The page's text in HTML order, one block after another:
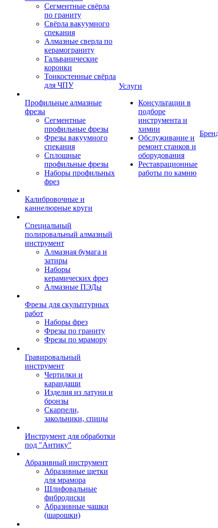
Сегментные свёрла
по граниту
Свёрла вакуумного
спекания
Алмазные сверла по
керамограниту
Гальванические
коронки
Тонкостенные свёрла
для ЧПУ
Профильные алмазные
фрезы
Сегментные
профильные фрезы
Фрезы вакуумного
спекания
Сплошные
профильные фрезы
Наборы профильных
фрез
Калибровочные и
каннелюрные круги
Специальный
полировальный алмазный
инструмент
Алмазная бумага и
затиры
Наборы
керамических фрез
Алмазные ПЭДы
Фрезы для скульптурных
работ
Наборы фрез
Фрезы по граниту
Фрезы по мрамору
Гравировальный
инструмент
Чертилки и
карандаши
Изделия из латуни и
бронзы
Скарпели,
закольники, спицы
Инструмент для обработки
под "Антику"
Абразивный инструмент
Абразивные щетки
для мрамора
Шлифовальные
фибродиски
Абразивные чашки
(шарошки)
Услуги
Консультации в
подборе
инструмента и
химии
Обслуживание и
ремонт станков и
оборудования
Реставрационные
работы по камню